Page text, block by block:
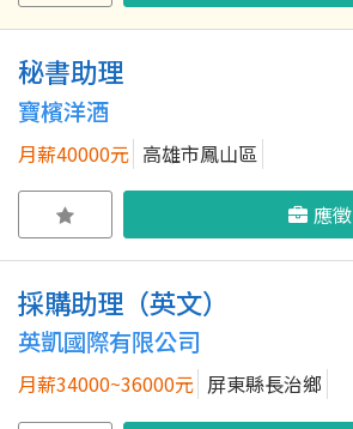
秘書助理
寶檳洋酒
月薪40000元 高雄市鳳山區
應徵
採購助理（英文）
英凱國際有限公司
月薪34000~36000元 屏東縣長治鄉